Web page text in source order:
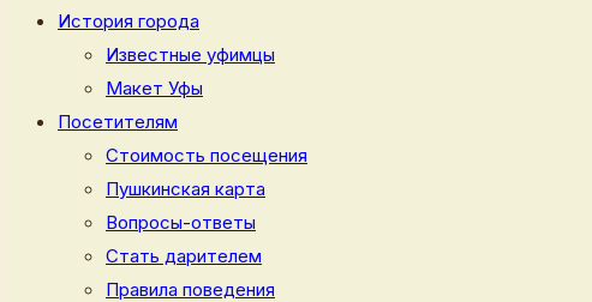
История города
Известные уфимцы
Макет Уфы
Посетителям
Стоимость посещения
Пушкинская карта
Вопросы-ответы
Стать дарителем
Правила поведения